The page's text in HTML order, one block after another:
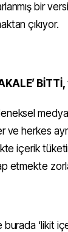
bir
çıkıyor.
BİTTİ,
ve herkes
içerik
etmekte
burada ‘likit